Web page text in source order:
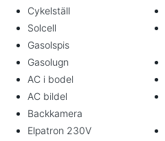
Cykelställ
Solcell
Gasolspis
Gasolugn
AC i bodel
AC bildel
Backkamera
Elpatron 230V